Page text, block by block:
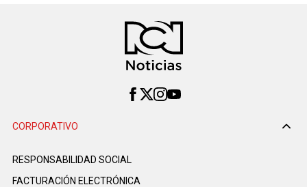
CORPORATIVO
RESPONSABILIDAD SOCIAL
FACTURACIÓN ELECTRÓNICA